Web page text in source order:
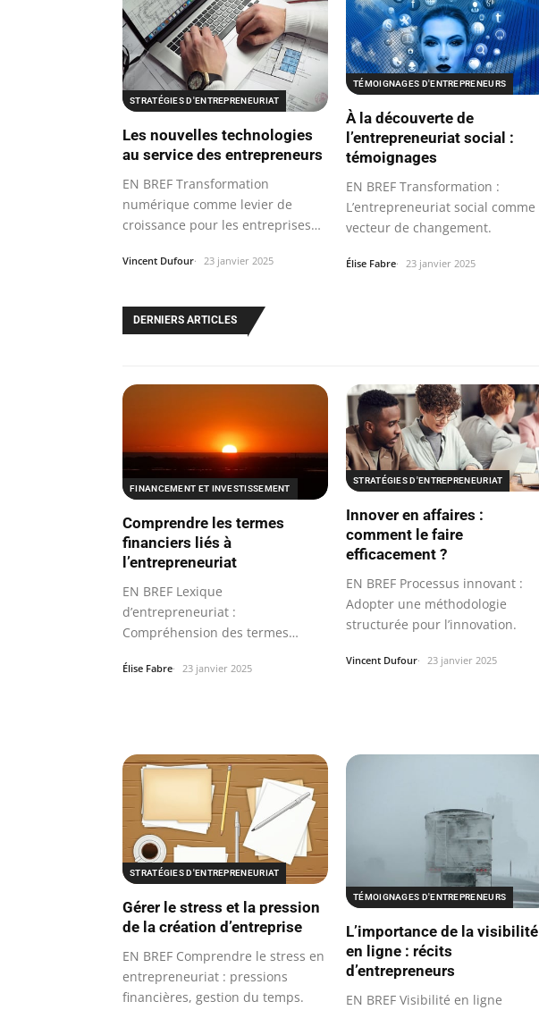
STRATÉGIES D'ENTREPRENEURIAT
Les nouvelles technologies
au service des entrepreneurs
EN BREF Transformation
numérique comme levier de
croissance pour les entreprises
Vincent Dufour 23 janvier 2025
TÉMOIGNAGES D'ENTREPRENEURS
À la découverte de
l’entrepreneuriat social :
témoignages
EN BREF Transformation :
L’entrepreneuriat social comme
vecteur de changement.
Élise Fabre 23 janvier 2025
DERNIERS ARTICLES
FINANCEMENT ET INVESTISSEMENT
Comprendre les termes
financiers liés à
l’entrepreneuriat
EN BREF Lexique
d’entrepreneuriat :
Compréhension des termes
Élise Fabre 23 janvier 2025
STRATÉGIES D'ENTREPRENEURIAT
Innover en affaires :
comment le faire
efficacement ?
EN BREF Processus innovant :
Adopter une méthodologie
structurée pour l’innovation.
Vincent Dufour 23 janvier 2025
STRATÉGIES D'ENTREPRENEURIAT
Gérer le stress et la pression
de la création d’entreprise
EN BREF Comprendre le stress en
entrepreneuriat : pressions
financières, gestion du temps.
TÉMOIGNAGES D'ENTREPRENEURS
L’importance de la visibilité
en ligne : récits
d’entrepreneurs
EN BREF Visibilité en ligne